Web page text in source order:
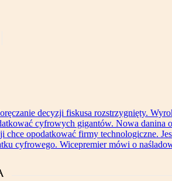
decyzji fiskusa rozstrzygnięty.
cyfrowych gigantów. Nowa danina
chce opodatkować firmy technologiczne.
cyfrowego. Wicepremier mówi o